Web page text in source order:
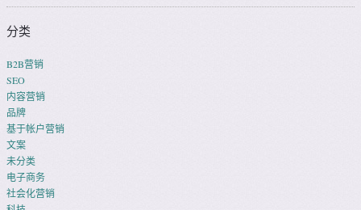
分类
B2B营销
SEO
内容营销
品牌
基于帐户营销
文案
未分类
电子商务
社会化营销